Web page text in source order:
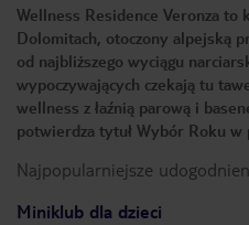
Wellness Residence Veronza to
Dolomitach, otoczony alpejską
od najbliższego wyciągu
wypoczywających czekają tu
wellness z łaźnią parową i
potwierdza tytuł Wybór Roku w
Najpopularniejsze
Miniklub dla dzieci